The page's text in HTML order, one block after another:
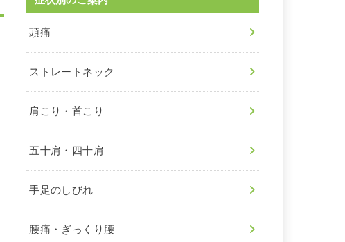
頭痛
ストレートネック
肩こり・首こり
五十肩・四十肩
手足のしびれ
腰痛・ぎっくり腰